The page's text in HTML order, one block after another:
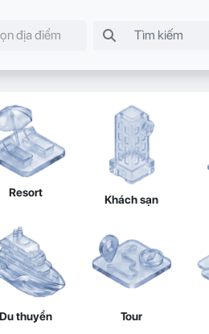
địa điểm
Resort
Khách sạn
Du thuyền Tour